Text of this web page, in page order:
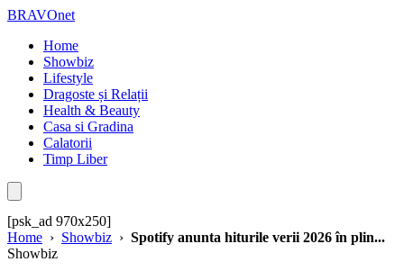
BRAVOnet
Home
Showbiz
Lifestyle
Dragoste și Relații
Health & Beauty
Casa si Gradina
Calatorii
Timp Liber
[psk_ad 970x250]
Home › Showbiz › Spotify anunta hiturile verii 2026 în plin...
Showbiz